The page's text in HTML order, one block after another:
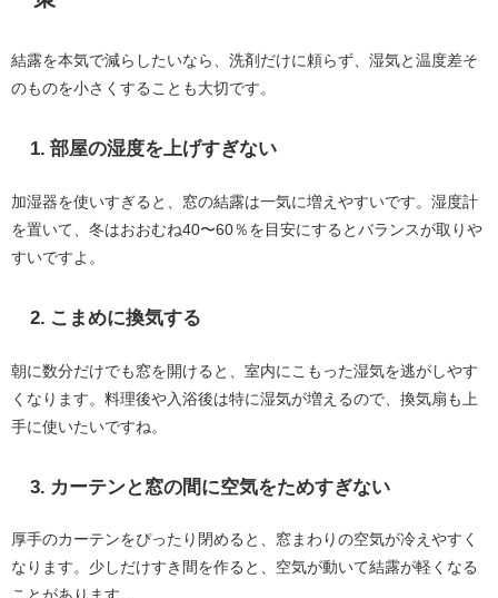
結露を本気で減らしたいなら、洗剤だけに頼らず、湿気と温度差そ
のものを小さくすることも大切です。
1. 部屋の湿度を上げすぎない
加湿器を使いすぎると、窓の結露は一気に増えやすいです。湿度計
を置いて、冬はおおむね40〜60％を目安にするとバランスが取りや
すいですよ。
2. こまめに換気する
朝に数分だけでも窓を開けると、室内にこもった湿気を逃がしやす
くなります。料理後や入浴後は特に湿気が増えるので、換気扇も上
手に使いたいですね。
3. カーテンと窓の間に空気をためすぎない
厚手のカーテンをぴったり閉めると、窓まわりの空気が冷えやすく
なります。少しだけすき間を作ると、空気が動いて結露が軽くなる
ことがあります。